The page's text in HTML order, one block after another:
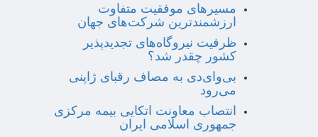
مسیرهای موفقیت متفاوت
ارزشمندترین شرکت‌های جهان
ظرفیت نیروگاه‌های تجدیدپذیر
کشور چقدر شد؟
بی‌وای‌دی به مصاف رقبای ژاپنی
می‌رود
انتصاب معاونت اتکایی بیمه مرکزی
جمهوری اسلامی ایران